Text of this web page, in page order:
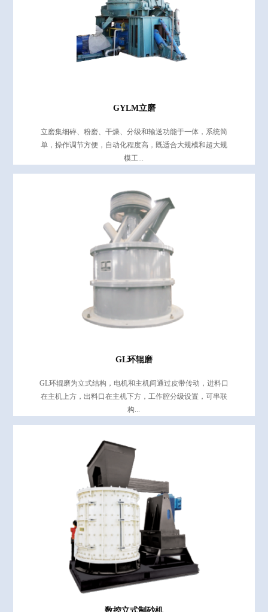
GYLM立磨
立磨集细碎、粉磨、干燥、分级和输送功能于一体，系统简
单，操作调节方便，自动化程度高，既适合大规模和超大规
模工...
GL环辊磨
GL环辊磨为立式结构，电机和主机间通过皮带传动，进料口
在主机上方，出料口在主机下方，工作腔分级设置，可串联
构...